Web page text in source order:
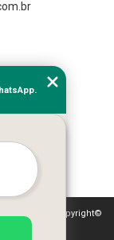
autorais. Copyright©